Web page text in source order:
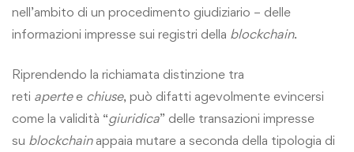
nell’ambito di un procedimento giudiziario – delle
informazioni impresse sui registri della blockchain.
Riprendendo la richiamata distinzione tra
reti aperte e chiuse, può difatti agevolmente evincersi
come la validità “giuridica” delle transazioni impresse
su blockchain appaia mutare a seconda della tipologia di